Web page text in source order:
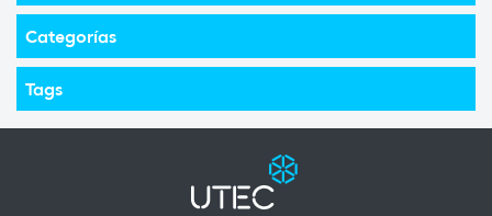
Categorías
Tags